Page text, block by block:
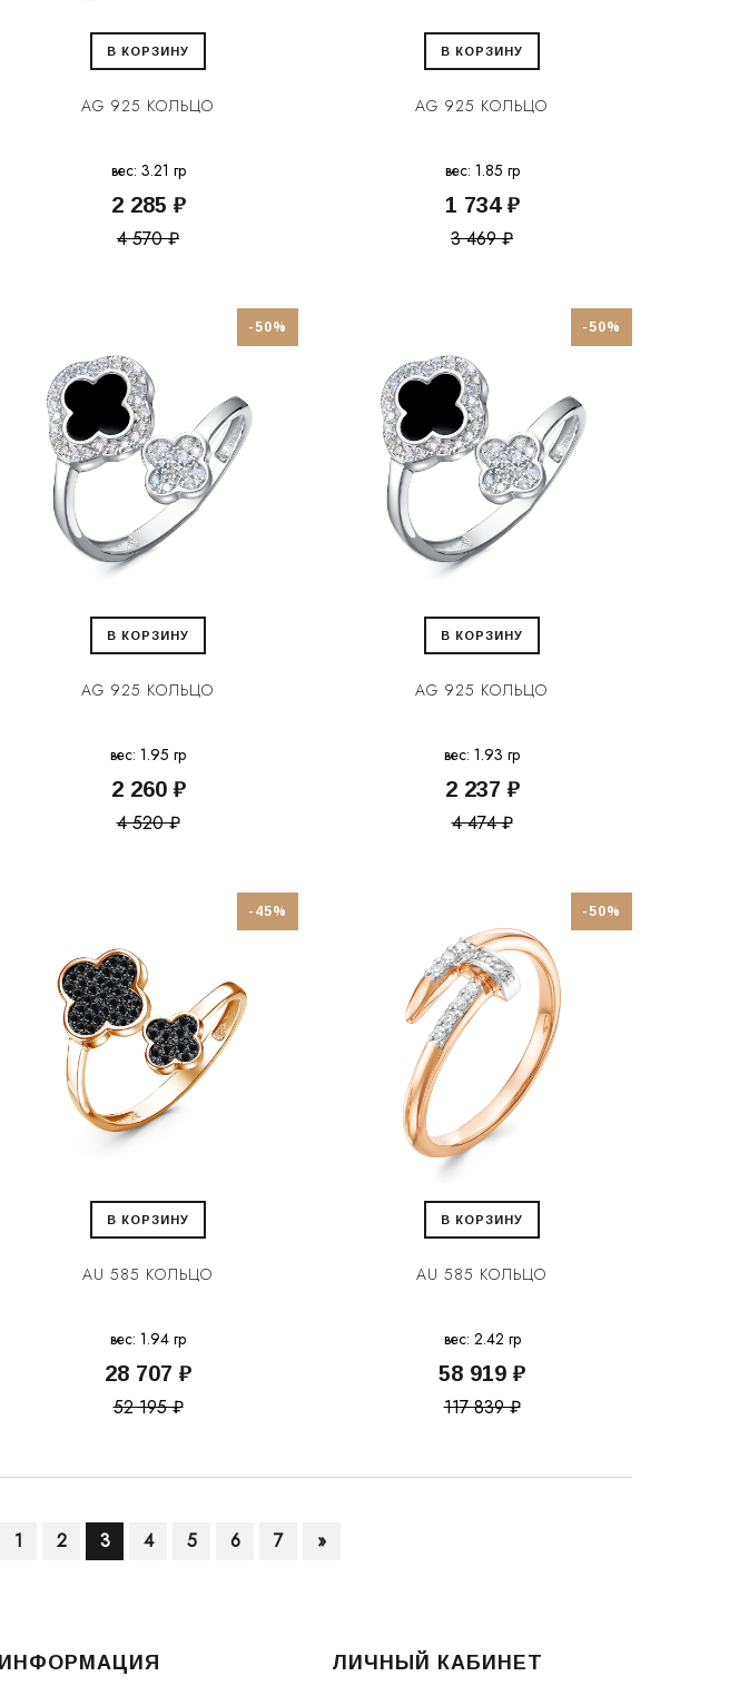
В КОРЗИНУ
AG 925 КОЛЬЦО
вес: 3.21 гр
2 285 ₽
4 570 ₽
В КОРЗИНУ
AG 925 КОЛЬЦО
вес: 1.85 гр
1 734 ₽
3 469 ₽
-50%
В КОРЗИНУ
AG 925 КОЛЬЦО
вес: 1.95 гр
2 260 ₽
4 520 ₽
-50%
В КОРЗИНУ
AG 925 КОЛЬЦО
вес: 1.93 гр
2 237 ₽
4 474 ₽
-45%
В КОРЗИНУ
AU 585 КОЛЬЦО
вес: 1.94 гр
28 707 ₽
52 195 ₽
-50%
В КОРЗИНУ
AU 585 КОЛЬЦО
вес: 2.42 гр
58 919 ₽
117 839 ₽
1 2 3 4 5 6 7 »
ИНФОРМАЦИЯ ЛИЧНЫЙ КАБИНЕТ